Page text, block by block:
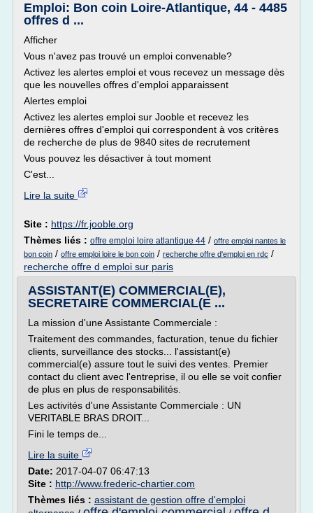
Emploi: Bon coin Loire-Atlantique, 44 - 4485
offres d ...
Afficher
Vous n'avez pas trouvé un emploi convenable?
Activez les alertes emploi et vous recevez un message dès
que les nouvelles offres d'emploi apparaissent
Alertes emploi
Activez les alertes emploi sur Jooble et recevez les
dernières offres d'emploi qui correspondent à vos critères
de recherche de plus de 9840 sites de recrutement
Vous pouvez les désactiver à tout moment
C'est...
Lire la suite
Site : https://fr.jooble.org
Thèmes liés : offre emploi loire atlantique 44 / offre emploi nantes le
bon coin / offre emploi loire le bon coin / recherche offre d'emploi en rdc /
recherche offre d emploi sur paris
ASSISTANT(E) COMMERCIAL(E),
SECRETAIRE COMMERCIAL(E ...
La mission d'une Assistante Commerciale :
Traitement des commandes, facturation, tenue du fichier
clients, surveillance des stocks... l'assistant(e)
commercial(e) assure tout le suivi des ventes. Premier
contact du client avec l'entreprise, il ou elle se voit confier
de plus en plus de responsabilités.
Les activités d'une Assistante Commerciale : UN
VERITABLE BRAS DROIT...
Fini le temps de...
Lire la suite
Date: 2017-04-07 06:47:13
Site : http://www.frederic-chartier.com
Thèmes liés : assistant de gestion offre d'emploi